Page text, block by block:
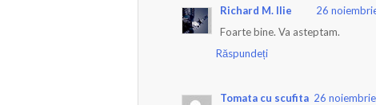
Richard M. Ilie
26
Foarte bine. Va asteptam.
Răspundeți
Tomata cu scufita 26